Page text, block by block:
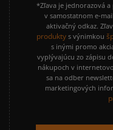
*Zľava je jednorazová
v samostatnom e-
aktivačný odkaz.
produkty s výnimkou
s inými promo
vyplývajúcu zo zápisu
nákupoch v
sa na odber
marketingových